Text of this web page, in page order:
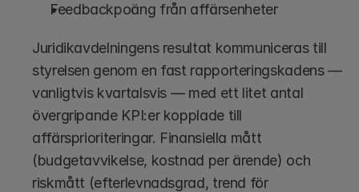
Feedbackpoäng från affärsenheter
Juridikavdelningens resultat kommuniceras till
styrelsen genom en fast rapporteringskadens —
vanligtvis kvartalsvis — med ett litet antal
övergripande KPI:er kopplade till
affärsprioriteringar. Finansiella mått
(budgetavvikelse, kostnad per ärende) och
riskmått (efterlevnadsgrad, trend för